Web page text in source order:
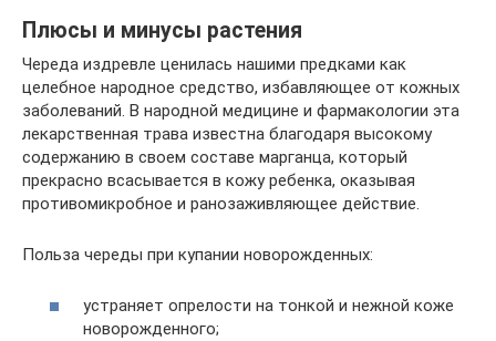
Плюсы и минусы растения
Череда издревле ценилась нашими предками как
целебное народное средство, избавляющее от кожных
заболеваний. В народной медицине и фармакологии эта
лекарственная трава известна благодаря высокому
содержанию в своем составе марганца, который
прекрасно всасывается в кожу ребенка, оказывая
противомикробное и ранозаживляющее действие.
Польза череды при купании новорожденных:
устраняет опрелости на тонкой и нежной коже
новорожденного;